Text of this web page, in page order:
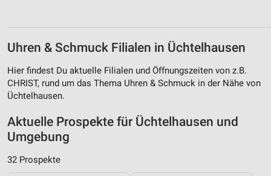
Uhren & Schmuck Filialen in Üchtelhausen
Hier findest Du aktuelle Filialen und Öffnungszeiten von z.B.
CHRIST, rund um das Thema Uhren & Schmuck in der Nähe von
Üchtelhausen.
Aktuelle Prospekte für Üchtelhausen und
Umgebung
32 Prospekte